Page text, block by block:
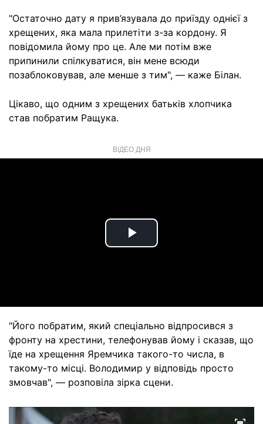
"Остаточно дату я прив’язувала до приїзду однієї з
хрещених, яка мала прилетіти з-за кордону. Я
повідомила йому про це. Але ми потім вже
припинили спілкуватися, він мене всюди
позаблоковував, але менше з тим", — каже Білан.
Цікаво, що одним з хрещених батьків хлопчика
став побратим Ращука.
ВІДЕО ДНЯ
Play
"Його побратим, який спеціально відпросився з
фронту на хрестини, телефонував йому і сказав, що
їде на хрещення Яремчика такого-то числа, в
такому-то місці. Володимир у відповідь просто
змовчав", — розповіла зірка сцени.